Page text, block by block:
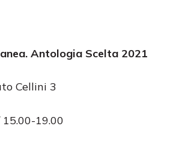
Antologia Scelta 2021
Cellini 3
19.00